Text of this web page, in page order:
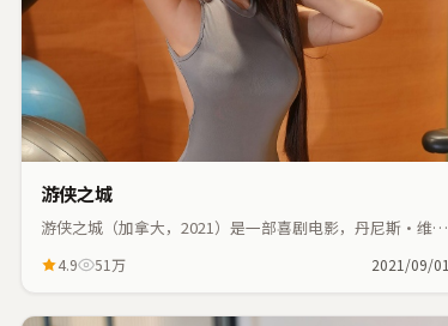
游侠之城
游侠之城（加拿大，2021）是一部喜剧电影，丹尼斯·维伦
织，节奏紧凑。
4.9 51万 2021/09/01